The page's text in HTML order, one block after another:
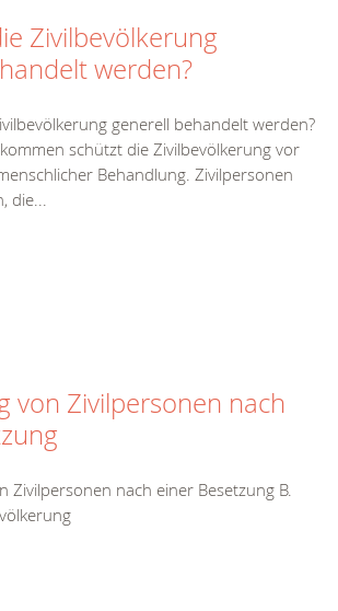
Zivilbevölkerung
werden?
generell behandelt werden?
schützt die Zivilbevölkerung vor
Behandlung. Zivilpersonen
von Zivilpersonen nach
Zivilpersonen nach einer Besetzung B.